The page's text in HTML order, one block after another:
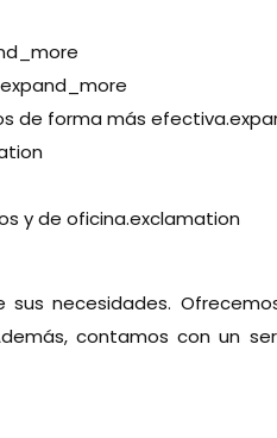
de forma más
y de oficina.exclamation
sus necesidades.
contamos con un